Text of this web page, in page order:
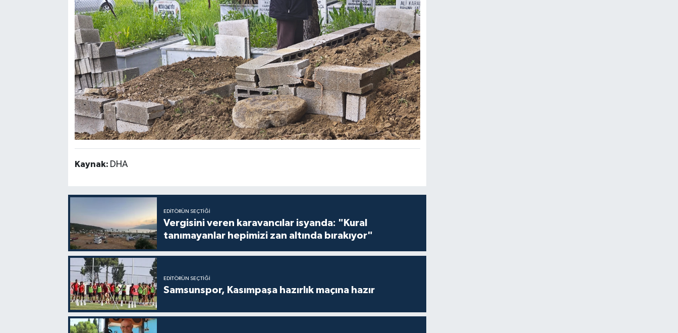
Kaynak: DHA
EDITÖRÜN SEÇTIĞI
Vergisini veren karavancılar isyanda: "Kural
tanımayanlar hepimizi zan altında bırakıyor"
EDITÖRÜN SEÇTIĞI
Samsunspor, Kasımpaşa hazırlık maçına hazır